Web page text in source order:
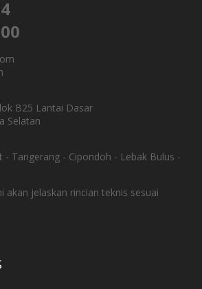
B25 Lantai Dasar
Selatan
- Tangerang - Cipondoh - Lebak Bulus -
akan jelaskan rincian teknis sesuai